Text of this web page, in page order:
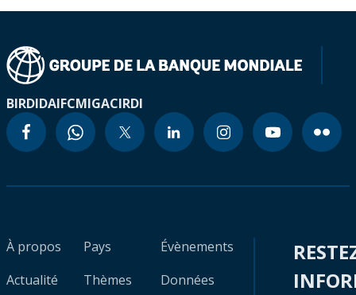
BIRDIDAIFCMIGACIRDI
À propos
Actualité
Pays
Thèmes
Évènements
Données